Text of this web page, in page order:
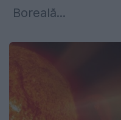
Boreală...